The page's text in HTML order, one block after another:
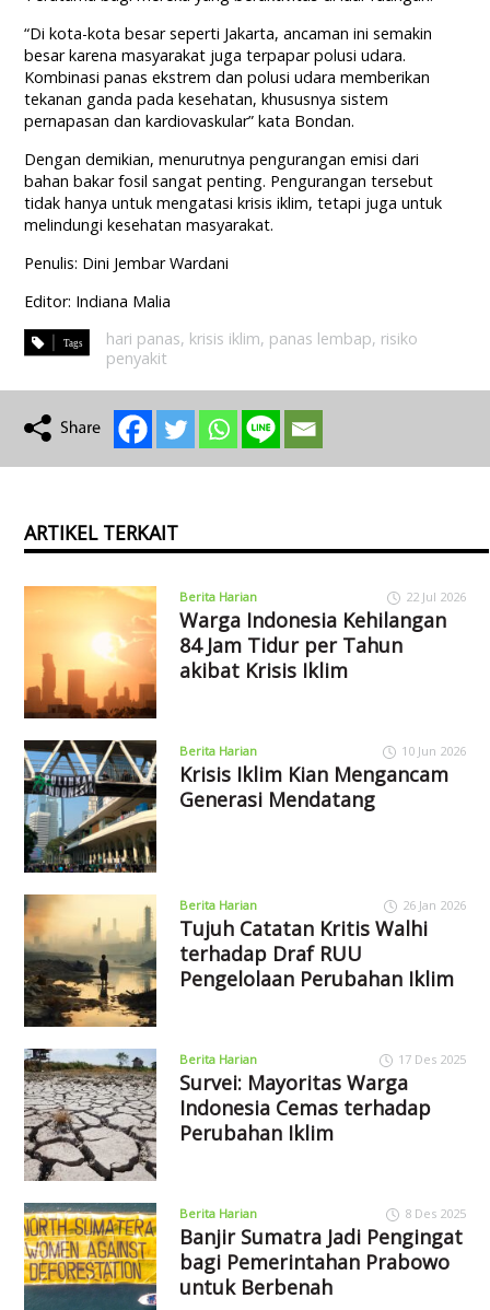
“Di kota-kota besar seperti Jakarta, ancaman ini semakin
besar karena masyarakat juga terpapar polusi udara.
Kombinasi panas ekstrem dan polusi udara memberikan
tekanan ganda pada kesehatan, khususnya sistem
pernapasan dan kardiovaskular” kata Bondan.
Dengan demikian, menurutnya pengurangan emisi dari
bahan bakar fosil sangat penting. Pengurangan tersebut
tidak hanya untuk mengatasi krisis iklim, tetapi juga untuk
melindungi kesehatan masyarakat.
Penulis: Dini Jembar Wardani
Editor: Indiana Malia
hari panas, krisis iklim, panas lembap, risiko
penyakit
ARTIKEL TERKAIT
Berita Harian 22 Jul 2026
Warga Indonesia Kehilangan
84 Jam Tidur per Tahun
akibat Krisis Iklim
Berita Harian 10 Jun 2026
Krisis Iklim Kian Mengancam
Generasi Mendatang
Berita Harian 26 Jan 2026
Tujuh Catatan Kritis Walhi
terhadap Draf RUU
Pengelolaan Perubahan Iklim
Berita Harian 17 Des 2025
Survei: Mayoritas Warga
Indonesia Cemas terhadap
Perubahan Iklim
Berita Harian 8 Des 2025
Banjir Sumatra Jadi Pengingat
bagi Pemerintahan Prabowo
untuk Berbenah